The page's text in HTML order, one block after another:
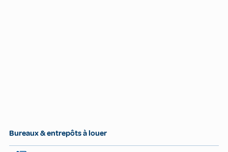
Bureaux & entrepôts à louer